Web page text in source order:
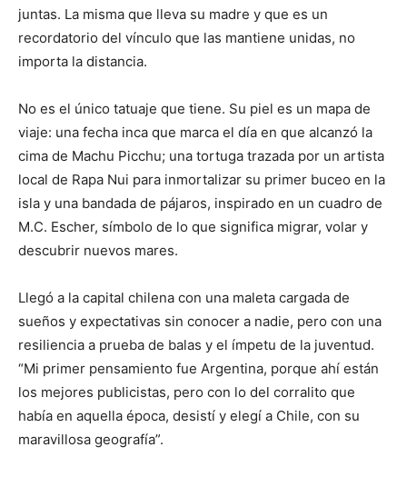
juntas. La misma que lleva su madre y que es un
recordatorio del vínculo que las mantiene unidas, no
importa la distancia.
No es el único tatuaje que tiene. Su piel es un mapa de
viaje: una fecha inca que marca el día en que alcanzó la
cima de Machu Picchu; una tortuga trazada por un artista
local de Rapa Nui para inmortalizar su primer buceo en la
isla y una bandada de pájaros, inspirado en un cuadro de
M.C. Escher, símbolo de lo que significa migrar, volar y
descubrir nuevos mares.
Llegó a la capital chilena con una maleta cargada de
sueños y expectativas sin conocer a nadie, pero con una
resiliencia a prueba de balas y el ímpetu de la juventud.
“Mi primer pensamiento fue Argentina, porque ahí están
los mejores publicistas, pero con lo del corralito que
había en aquella época, desistí y elegí a Chile, con su
maravillosa geografía”.